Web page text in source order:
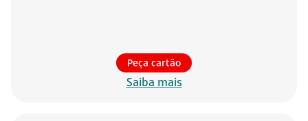
Peça cartão
Saiba mais